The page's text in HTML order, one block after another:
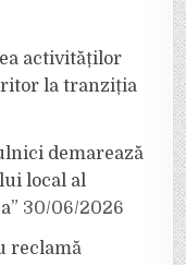
activităților
la tranziția
demarează
local al
30/06/2026
reclamă